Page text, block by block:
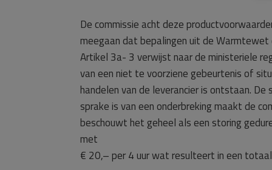
De commissie acht deze
meegaan dat bepalingen uit de
Artikel 3a- 3 verwijst naar de ministeriele
van een niet te voorziene gebeurtenis of
handelen van de leverancier is ontstaan.
sprake is van een onderbreking maakt de
beschouwt het geheel als een storing
met
€ 20,– per 4 uur wat resulteert in een